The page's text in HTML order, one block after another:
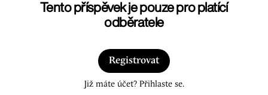
Tento příspěvek je pouze pro platící
odběratele
Registrovat
Již máte účet? Přihlaste se.